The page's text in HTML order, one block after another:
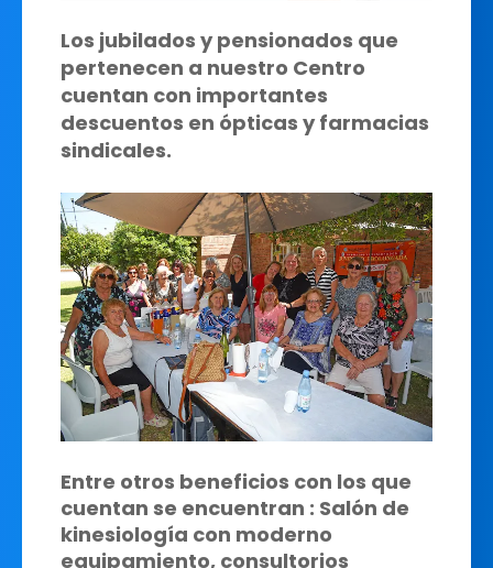
Los jubilados y pensionados que
pertenecen a nuestro Centro
cuentan con importantes
descuentos en ópticas y farmacias
sindicales.
Entre otros beneficios con los que
cuentan se encuentran : Salón de
kinesiología con moderno
equipamiento, consultorios